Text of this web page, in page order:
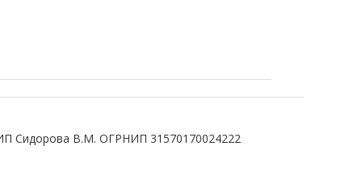
Сидорова В.М. ОГРНИП 31570170024222